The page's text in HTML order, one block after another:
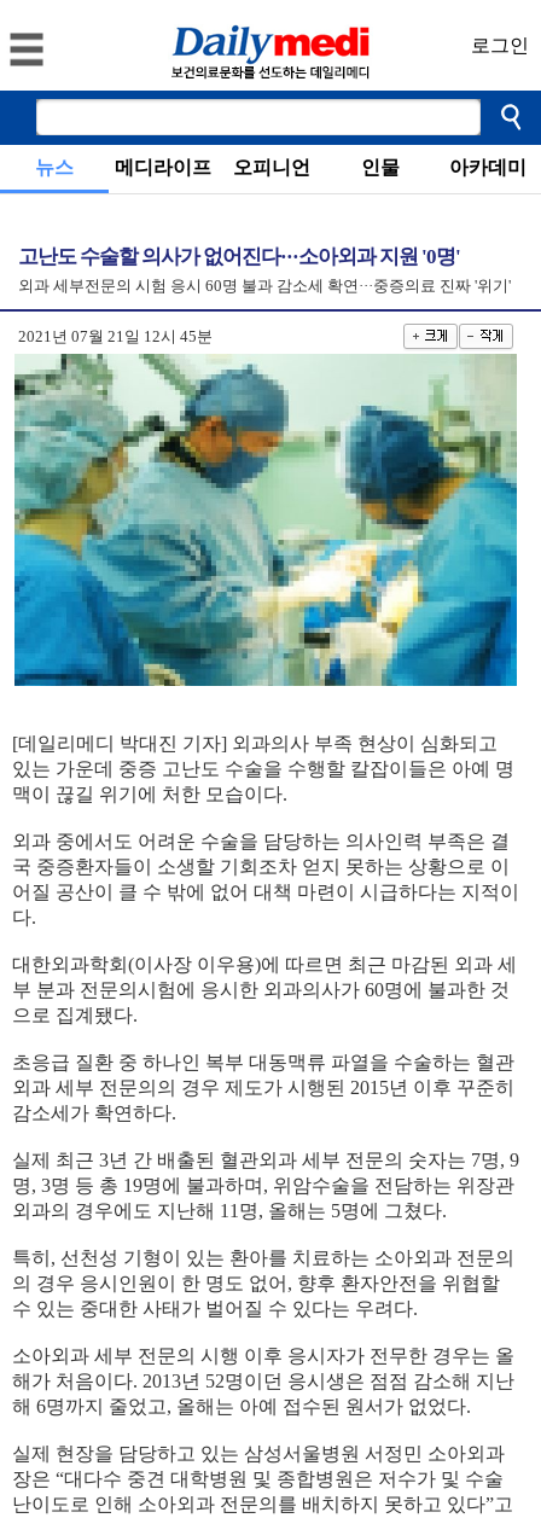
로그인
뉴스 메디라이프 오피니언 인물 아카데미
고난도 수술할 의사가 없어진다···소아외과 지원 '0명'
외과 세부전문의 시험 응시 60명 불과 감소세 확연···중증의료 진짜 '위기'
2021년 07월 21일 12시 45분
[데일리메디 박대진 기자] 외과의사 부족 현상이 심화되고
있는 가운데 중증 고난도 수술을 수행할 칼잡이들은 아예 명
맥이 끊길 위기에 처한 모습이다.
외과 중에서도 어려운 수술을 담당하는 의사인력 부족은 결
국 중증환자들이 소생할 기회조차 얻지 못하는 상황으로 이
어질 공산이 클 수 밖에 없어 대책 마련이 시급하다는 지적이
다.
대한외과학회 (이사장 이우용)에 따르면 최근 마감된 외과 세
부 분과 전문의시험에 응시한 외과의사가 60명에 불과한 것
으로 집계됐다.
초응급 질환 중 하나인 복부 대동맥류 파열을 수술하는 혈관
외과 세부 전문의의 경우 제도가 시행된 2015년 이후 꾸준히
감소세가 확연하다.
실제 최근 3년 간 배출된 혈관외과 세부 전문의 숫자는 7명, 9
명, 3명 등 총 19명에 불과하며 , 위암수술을 전담하는 위장관
외과의 경우에도 지난해 11 명, 올해는 5명에 그쳤다.
특히 , 선천성 기형이 있는 환아를 치료하는 소아외과 전문의
의 경우 응시인원이 한 명도 없어 , 향후 환자안전을 위협할
수 있는 중대한 사태가 벌어질 수 있다는 우려다.
소아외과 세부 전문의 시행 이후 응시자가 전무한 경우는 올
해가 처음이다. 2013년 52명이던 응시생은 점점 감소해 지난
해 6명까지 줄었고, 올해는 아예 접수된 원서가 없었다.
실제 현장을 담당하고 있는 삼성서울병원 서정민 소아외과
장은 “대다수 중견 대학병원 및 종합병원은 저수가 및 수술
난이도로 인해 소아외과 전문의를 배치하지 못하고 있다”고